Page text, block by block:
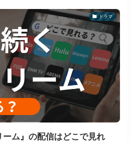
ドラマ
ーム』の配信はどこで見れ